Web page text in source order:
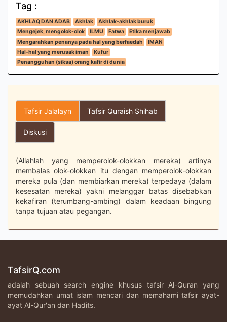
Tag :
AKHLAQ DAN ADAB Akhlak
Akhlak-akhlak buruk
Mengejek, mengolok-olok
ILMU Fatwa
Etika menjawab
Mengarahkan penanya pada hal yang berfaedah
IMAN
Hal-hal yang merusak iman
Kufur
Penangguhan (siksa) orang kafir di dunia
Tafsir Jalalayn Tafsir Quraish Shihab
Diskusi
(Allahlah yang memperolok-olokkan mereka) artinya
membalas olok-olokkan itu dengan memperolok-olokkan
mereka pula (dan membiarkan mereka) terpedaya (dalam
kesesatan mereka) yakni melanggar batas disebabkan
kekafiran (terumbang-ambing) dalam keadaan bingung
tanpa tujuan atau pegangan.
TafsirQ.com
adalah sebuah search engine khusus tafsir Al-Quran yang
memudahkan umat islam mencari dan memahami tafsir ayat-
ayat Al-Qur'an dan Hadits.